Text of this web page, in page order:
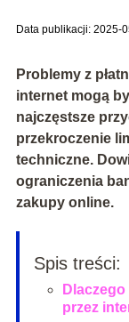
Data publikacji: 2025-
Problemy z
internet mogą
najczęstsze
przekroczenie
techniczne.
ograniczenia
zakupy online.
Spis treści:
przez